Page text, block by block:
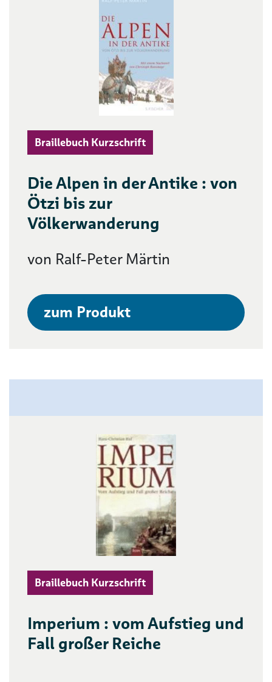
Braillebuch Kurzschrift
Die Alpen in der Antike : von
Ötzi bis zur
Völkerwanderung
von Ralf-Peter Märtin
zum Produkt
Braillebuch Kurzschrift
Imperium : vom Aufstieg und
Fall großer Reiche